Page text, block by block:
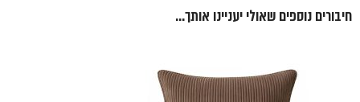
חיבורים נוספים שאולי יעניינו אותך...